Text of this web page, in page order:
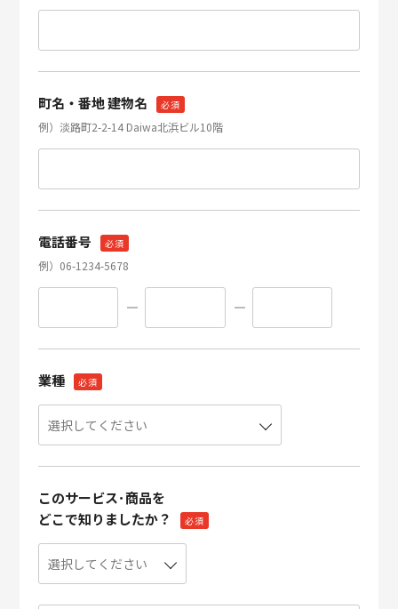
町名・番地 建物名 必須
例）淡路町2-2-14 Daiwa北浜ビル10階
電話番号 必須
例）06-1234-5678
業種 必須
このサービス･商品を
どこで知りましたか？
必須